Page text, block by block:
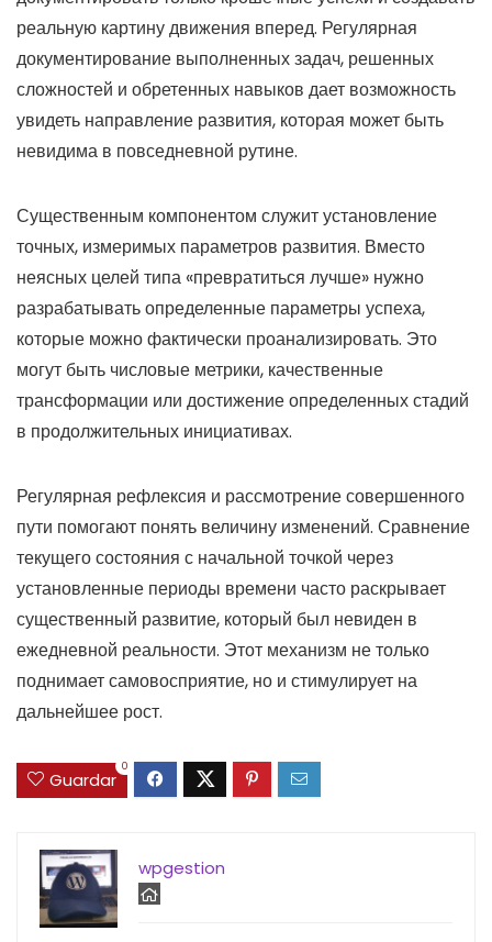
реальную картину движения вперед. Регулярная
документирование выполненных задач, решенных
сложностей и обретенных навыков дает возможность
увидеть направление развития, которая может быть
невидима в повседневной рутине.
Существенным компонентом служит установление
точных, измеримых параметров развития. Вместо
неясных целей типа «превратиться лучше» нужно
разрабатывать определенные параметры успеха,
которые можно фактически проанализировать. Это
могут быть числовые метрики, качественные
трансформации или достижение определенных стадий
в продолжительных инициативах.
Регулярная рефлексия и рассмотрение совершенного
пути помогают понять величину изменений. Сравнение
текущего состояния с начальной точкой через
установленные периоды времени часто раскрывает
существенный развитие, который был невиден в
ежедневной реальности. Этот механизм не только
поднимает самовосприятие, но и стимулирует на
дальнейшее рост.
Guardar
0
wpgestion